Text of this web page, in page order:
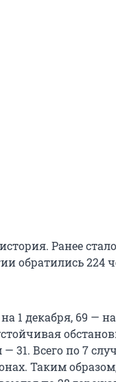
Ранее
обратились 224
1 декабря, 69 —
31. Всего по 7
Таким